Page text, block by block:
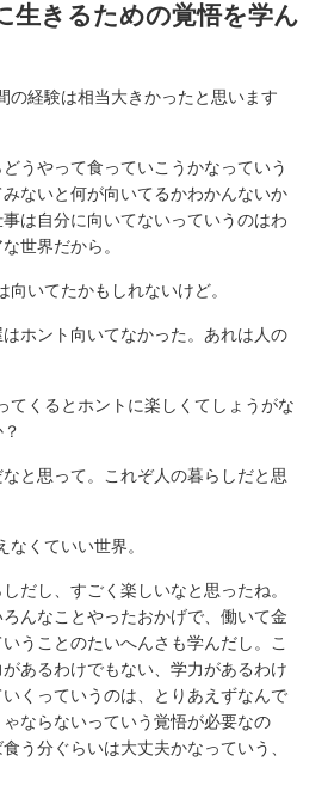
生きるための覚悟を学ん
の経験は相当大きかったと思います
うやって食っていこうかなっていう
ないと何が向いてるかわかんないか
は自分に向いてないっていうのはわ
世界だから。
いてたかもしれないけど。
ホント向いてなかった。あれは人の
てくるとホントに楽しくてしょうがな
と思って。これぞ人の暮らしだと思
くていい世界。
だし、すごく楽しいなと思ったね。
んなことやったおかげで、働いて金
うことのたいへんさも学んだし。こ
あるわけでもない、学力があるわけ
くっていうのは、とりあえずなんで
ならないっていう覚悟が必要なの
う分ぐらいは大丈夫かなっていう、